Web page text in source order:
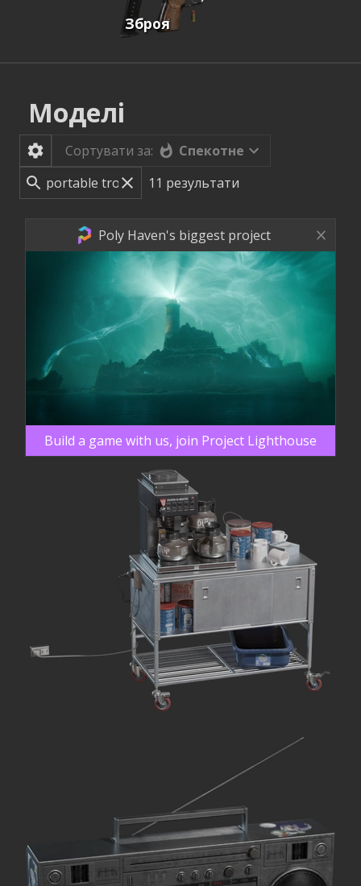
Зброя
Моделі
Сортувати за:
Спекотне
11 результати
Poly Haven's biggest project
Build a game with us, join Project Lighthouse